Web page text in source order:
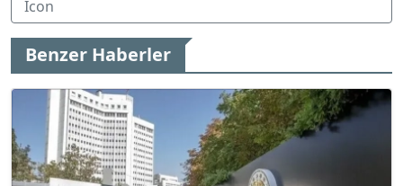
Benzer Haberler